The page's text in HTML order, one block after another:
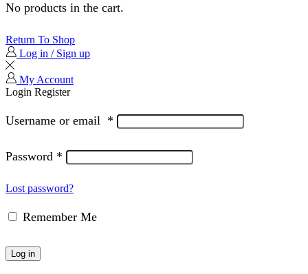
No products in the cart.
Return To Shop
Log in / Sign up
My Account
Login Register
Username or email *
Password *
Lost password?
Remember Me
Log in